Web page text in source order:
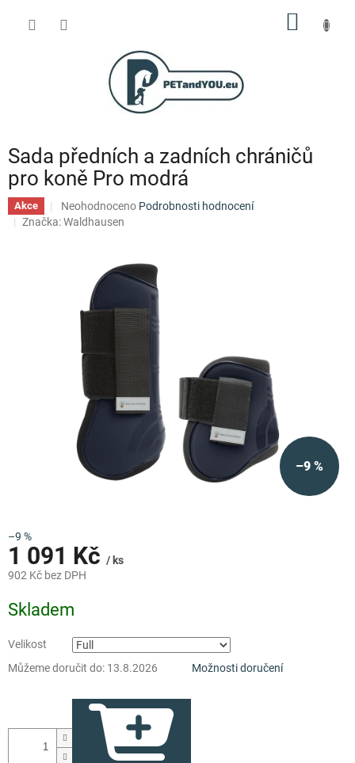
Sada předních a zadních chráničů
pro koně Pro modrá
Akce
Průměrné
hodnocení
hvězdiček.
Neohodnoceno Podrobnosti hodnocení
Značka:Waldhausen
–9 %
–9 %
1 091 Kč / ks
902 Kč bez DPH
cena:
Skladem
Velikost
Můžeme doručit do: 13.8.2026 Možnosti doručení